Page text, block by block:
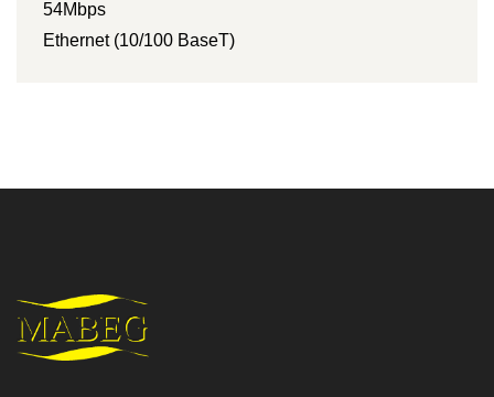
54Mbps
Ethernet (10/100 BaseT)